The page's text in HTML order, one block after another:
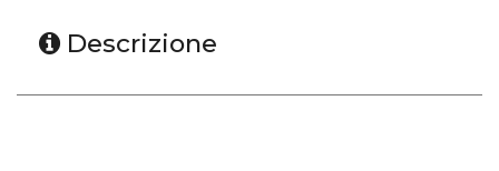
Descrizione